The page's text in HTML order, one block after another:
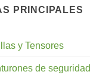
PRINCIPALES
y Tensores
de seguridad